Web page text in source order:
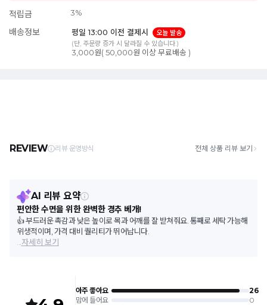
적립금 3%
배송정보 평일 13:00 이전 결제시
오늘 발송
(단, 주문량 증가 시 달라질 수 있습니다.)
3,000원( 50,000원 이상 무료배송 )